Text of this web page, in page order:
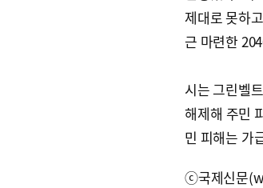
제대로 못하
근 마련한
시는 그린벨
해제해 주민
민 피해는 가
ⓒ국제신문